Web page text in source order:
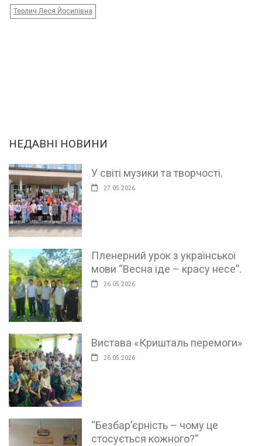
Терлич Леся Йосипівна
НЕДАВНІ НОВИНИ
У світі музики та творчості.
27.05.2026
Пленерний урок з української
мови “Весна іде – красу несе”.
26.05.2026
Вистава «Кришталь перемоги»
26.05.2026
“Безбар’єрність – чому це
стосується кожного?”